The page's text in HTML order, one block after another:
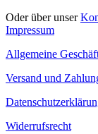
Oder über unser
Impressum
Allgemeine
Versand und
Widerrufsrecht